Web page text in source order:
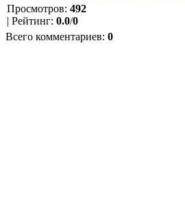
Просмотров: 492
| Рейтинг: 0.0/0
Всего комментариев: 0